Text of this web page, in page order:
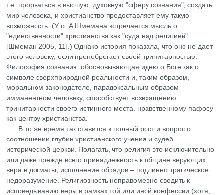
т.е. прорваться в высшую, духовную "сферу сознания", создать
мир человека, и христианство предоставляет ему такую
возможность. (У о. А.Шмемана встречается мысль о
"единственности" христианства как "суда над религией"
[Шмеман 2005, 11].) Однако история показала, что оно не дает
этого человеку, если пренебрегает своей тринитарностью.
Философия сознания, обосновывающая идею о Боге как о
символе сверхприродной реальности и, таким образом,
моральном законодателе, парадоксальным образом
имманентнoм человеку, способствует возвращению
тринитарности своего истинного места, нравственному пафосу
как центру христианства.
В то же время так ставится в полный рост и вопрос о
соотношении глубин христианского учения и судеб
исторической церкви. Полагать, что религия это исключительно
или даже прежде всего принадлежность к общине верующих,
вера в догматы, исполнение обрядов – подлинно трагическое
недоразумение. Религиозность неправомерно сводить к
исповедыванию веры в рамках той или иной конфессии (хотя,